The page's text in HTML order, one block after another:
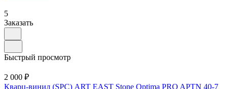
5
Заказать
Быстрый просмотр
2 000 ₽
Кварц-винил (SPC) ART EAST Stone Optima PRO APTN 40-7